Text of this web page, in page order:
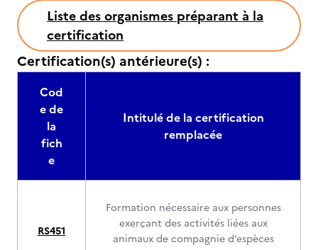
Liste des organismes préparant à la
certification
Certification(s) antérieure(s) :
Cod
e de
la
fich
e
Intitulé de la certification
remplacée
RS451
Formation nécessaire aux personnes
exerçant des activités liées aux
animaux de compagnie d’espèces